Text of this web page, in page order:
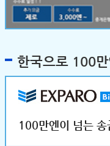
한국으로 100
100만엔이 넘는 송